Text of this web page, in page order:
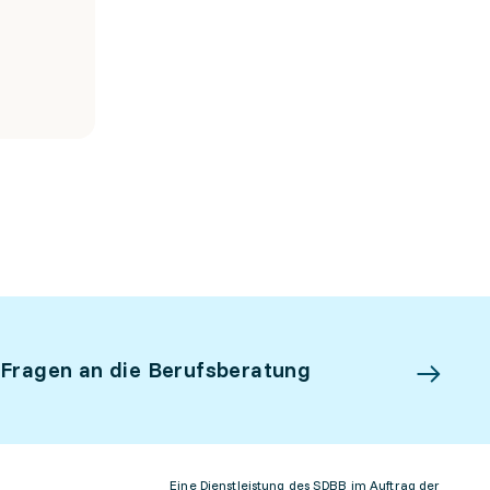
an die Berufsberatung
Eine Dienstleistung des SDBB im Auftrag der